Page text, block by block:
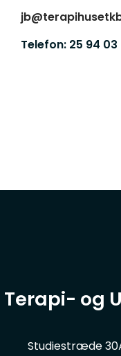
Telefon: 25 94 03
Terapi- og
Studiestræde